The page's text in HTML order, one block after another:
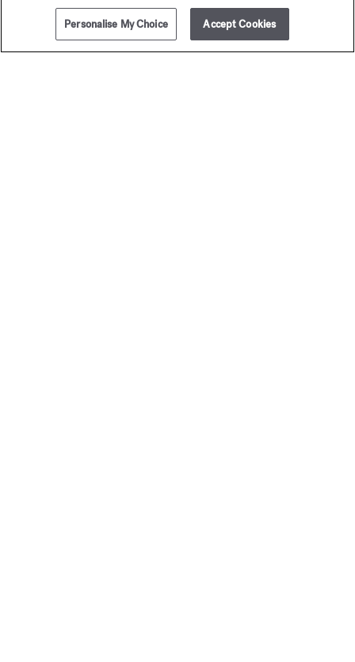
La Maison le propone
elegir entre dos cofres regalo
Descubrir
Personalise My Choice Accept Cookies